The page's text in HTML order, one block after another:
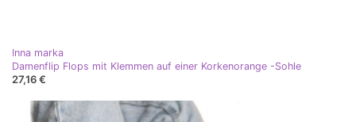
Inna marka
Damenflip Flops mit Klemmen auf einer Korkenorange -Sohle
27,16 €